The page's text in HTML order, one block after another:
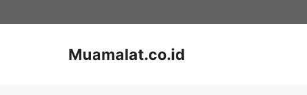
to
Muamalat.co.id